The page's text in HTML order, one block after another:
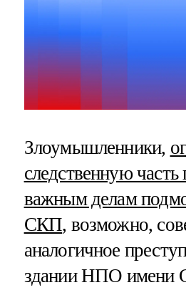
Злоумышленники,
следственную часть
важным делам
СКП, возможно,
аналогичное
здании НПО имени